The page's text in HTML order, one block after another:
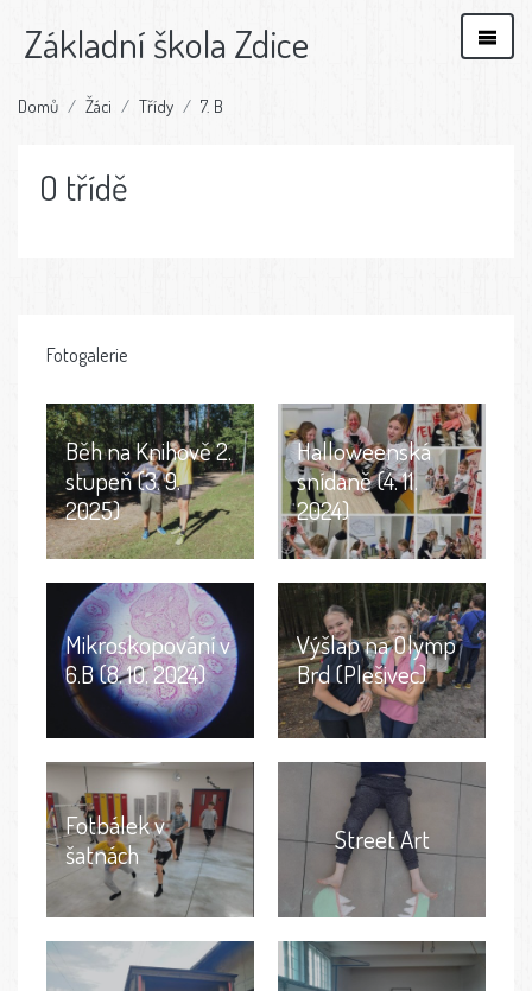
Základní škola Zdice
Domů Žáci Třídy 7. B
O třídě
Fotogalerie
Běh na Knihově 2.
stupeň (3. 9.
2025)
Halloweenská
snídaně (4. 11.
2024)
Mikroskopování v
6.B (8. 10. 2024)
Výšlap na Olymp
Brd (Plešivec)
Fotbálek v
šatnách
Street Art